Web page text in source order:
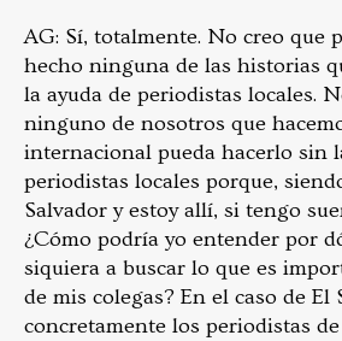
AG: Sí, totalmente. No creo que
hecho ninguna de las historias
la ayuda de periodistas locales.
ninguno de nosotros que
internacional pueda hacerlo sin
periodistas locales porque,
Salvador y estoy allí, si tengo
¿Cómo podría yo entender por
siquiera a buscar lo que es
de mis colegas? En el caso de El
concretamente los periodistas